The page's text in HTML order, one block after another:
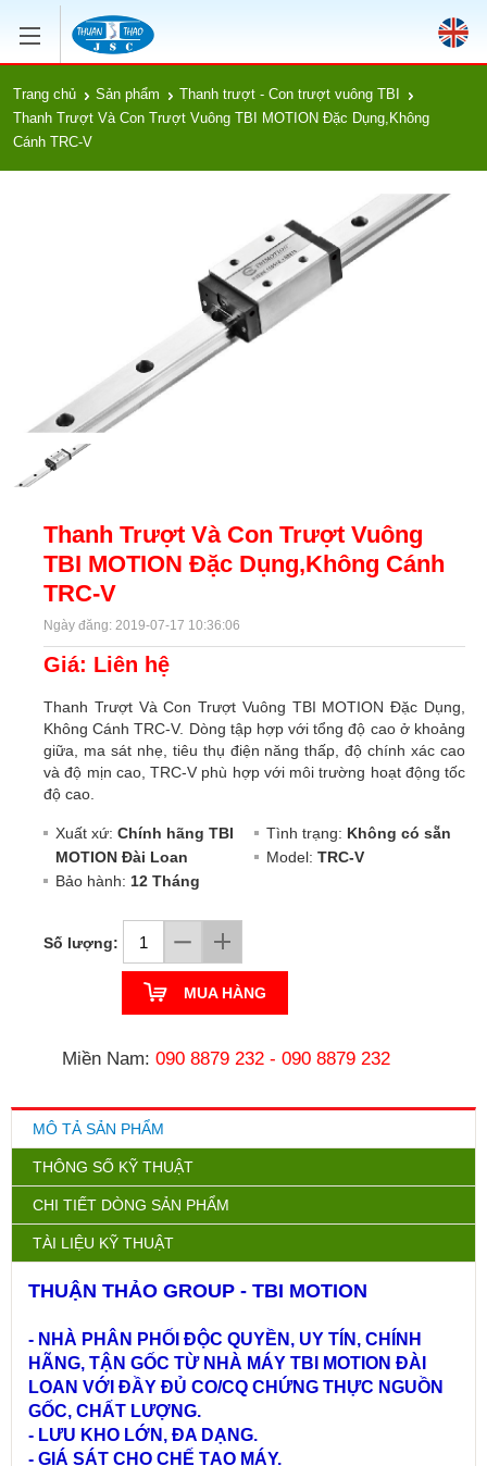
Trang chủ Sản phẩm
Thanh trượt - Con trượt vuông TBI
Thanh Trượt Và Con Trượt Vuông TBI MOTION Đặc Dụng,Không
Cánh TRC-V
Thanh Trượt Và Con Trượt Vuông
TBI MOTION Đặc Dụng,Không Cánh
TRC-V
Ngày đăng: 2019-07-17 10:36:06
Giá: Liên hệ
Thanh Trượt Và Con Trượt Vuông TBI MOTION Đặc Dụng,
Không Cánh TRC-V. Dòng tập hợp với tổng độ cao ở khoảng
giữa, ma sát nhẹ, tiêu thụ điện năng thấp, độ chính xác cao
và độ mịn cao, TRC-V phù hợp với môi trường hoạt động tốc
độ cao.
Xuất xứ: Chính hãng TBI
MOTION Đài Loan
Tình trạng: Không có sẵn
Model: TRC-V
Bảo hành: 12 Tháng
Số lượng:
MUA HÀNG
Miền Nam: 090 8879 232 - 090 8879 232
MÔ TẢ SẢN PHẨM
THÔNG SỐ KỸ THUẬT
CHI TIẾT DÒNG SẢN PHẨM
TÀI LIỆU KỸ THUẬT
THUẬN THẢO GROUP - TBI MOTION
- NHÀ PHÂN PHỐI ĐỘC QUYỀN, UY TÍN, CHÍNH
HÃNG, TẬN GỐC TỪ NHÀ MÁY TBI MOTION ĐÀI
LOAN VỚI ĐẦY ĐỦ CO/CQ CHỨNG THỰC NGUỒN
GỐC, CHẤT LƯỢNG.
- LƯU KHO LỚN, ĐA DẠNG.
- GIÁ SÁT CHO CHẾ TẠO MÁY.